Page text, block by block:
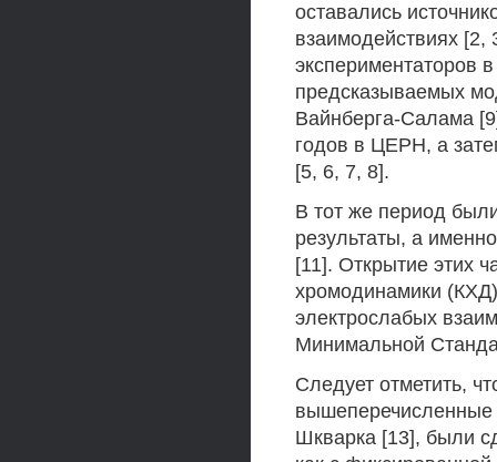
оставались
взаимодействиях
экспериментаторов
предсказываемых
Вайнберга-Салама
годов в ЦЕРН, а
[5, 6, 7, 8].
В тот же период
результаты, а
[11]. Открытие этих
хромодинамики
электрослабых
Минимальной
Следует отметить,
вышеперечисленные
Шкварка [13], были